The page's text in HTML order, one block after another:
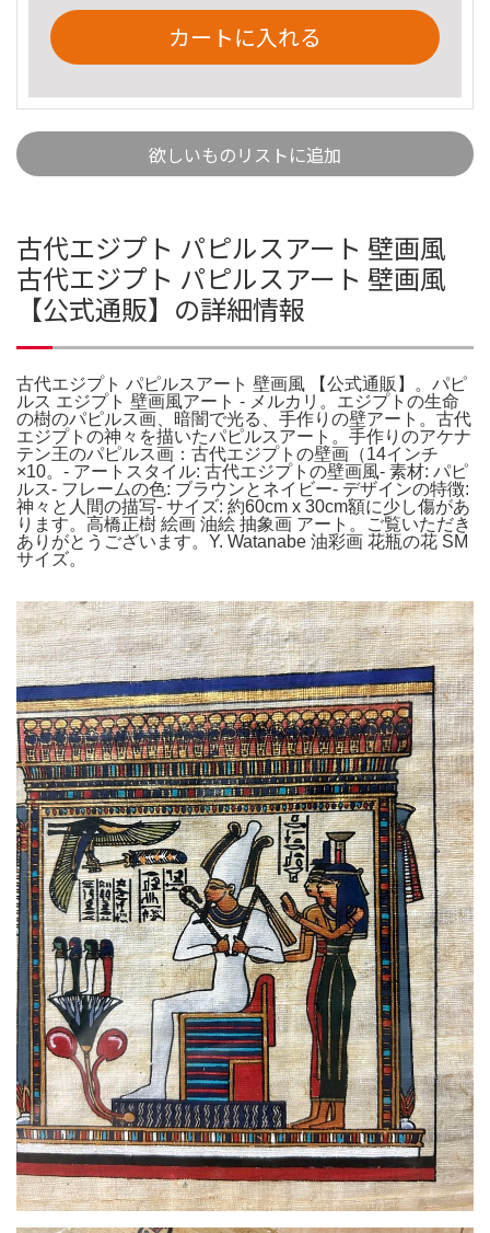
カートに入れる
欲しいものリストに追加
古代エジプト パピルスアート 壁画風
古代エジプト パピルスアート 壁画風
【公式通販】の詳細情報
古代エジプト パピルスアート 壁画風 【公式通販】。パピ
ルス エジプト 壁画風アート - メルカリ。エジプトの生命
の樹のパピルス画、暗闇で光る、手作りの壁アート。古代
エジプトの神々を描いたパピルスアート。手作りのアケナ
テン王のパピルス画：古代エジプトの壁画（14インチ
×10。- アートスタイル: 古代エジプトの壁画風- 素材: パピ
ルス- フレームの色: ブラウンとネイビー- デザインの特徴:
神々と人間の描写- サイズ: 約60cm x 30cm額に少し傷があ
ります。高橋正樹 絵画 油絵 抽象画 アート。ご覧いただき
ありがとうございます。Y. Watanabe 油彩画 花瓶の花 SM
サイズ。